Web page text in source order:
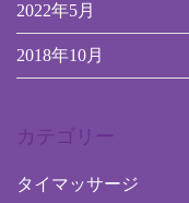
2022年5月
2018年10月
カテゴリー
タイマッサージ